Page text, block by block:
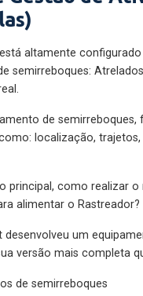
altamente
semirreboques:
de
localização, trajetos,
principal, como realizar
alimentar o Rastreador?
desenvolveu um
versão mais completa
de semirreboques